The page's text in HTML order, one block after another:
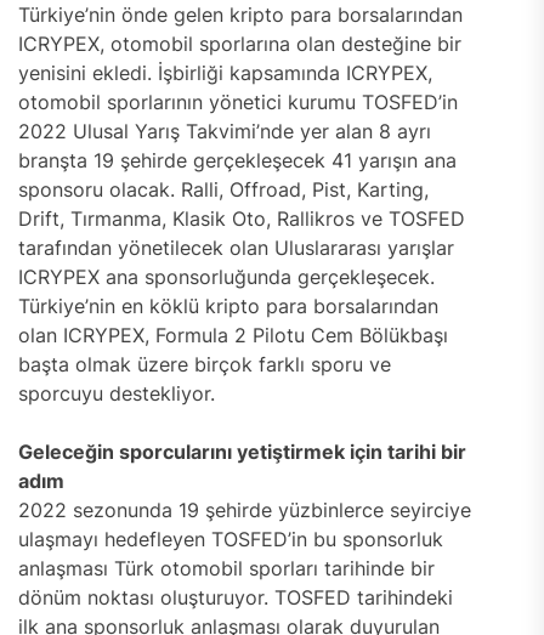
Türkiye’nin önde gelen kripto para borsalarından
ICRYPEX, otomobil sporlarına olan desteğine bir
yenisini ekledi. İşbirliği kapsamında ICRYPEX,
otomobil sporlarının yönetici kurumu TOSFED’in
2022 Ulusal Yarış Takvimi’nde yer alan 8 ayrı
branşta 19 şehirde gerçekleşecek 41 yarışın ana
sponsoru olacak. Ralli, Offroad, Pist, Karting,
Drift, Tırmanma, Klasik Oto, Rallikros ve TOSFED
tarafından yönetilecek olan Uluslararası yarışlar
ICRYPEX ana sponsorluğunda gerçekleşecek.
Türkiye’nin en köklü kripto para borsalarından
olan ICRYPEX, Formula 2 Pilotu Cem Bölükbaşı
başta olmak üzere birçok farklı sporu ve
sporcuyu destekliyor.
Geleceğin sporcularını yetiştirmek için tarihi bir
adım
2022 sezonunda 19 şehirde yüzbinlerce seyirciye
ulaşmayı hedefleyen TOSFED’in bu sponsorluk
anlaşması Türk otomobil sporları tarihinde bir
dönüm noktası oluşturuyor. TOSFED tarihindeki
ilk ana sponsorluk anlaşması olarak duyurulan